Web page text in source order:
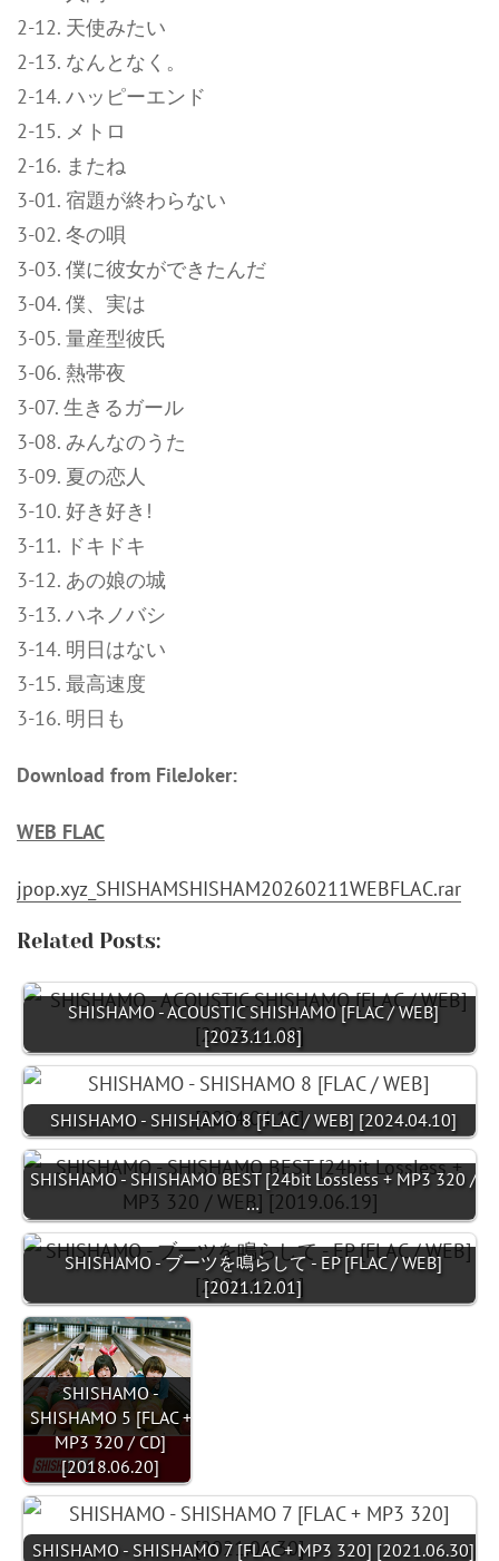
2-12. 天使みたい
2-13. なんとなく。
2-14. ハッピーエンド
2-15. メトロ
2-16. またね
3-01. 宿題が終わらない
3-02. 冬の唄
3-03. 僕に彼女ができたんだ
3-04. 僕、実は
3-05. 量産型彼氏
3-06. 熱帯夜
3-07. 生きるガール
3-08. みんなのうた
3-09. 夏の恋人
3-10. 好き好き!
3-11. ドキドキ
3-12. あの娘の城
3-13. ハネノバシ
3-14. 明日はない
3-15. 最高速度
3-16. 明日も
Download from FileJoker:
WEB FLAC
jpop.xyz_SHISHAMSHISHAM20260211WEBFLAC.rar
Related Posts:
SHISHAMO - ACOUSTIC SHISHAMO [FLAC / WEB]
[2023.11.08]
SHISHAMO - SHISHAMO 8 [FLAC / WEB] [2024.04.10]
SHISHAMO - SHISHAMO BEST [24bit Lossless + MP3 320 /
…
SHISHAMO - ブーツを鳴らして - EP [FLAC / WEB]
[2021.12.01]
SHISHAMO -
SHISHAMO 5 [FLAC +
MP3 320 / CD]
[2018.06.20]
SHISHAMO - SHISHAMO 7 [FLAC + MP3 320] [2021.06.30]